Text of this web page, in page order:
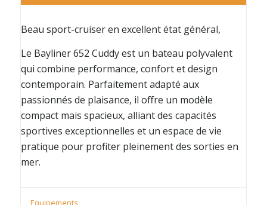
Beau sport-cruiser en excellent état général,
Le Bayliner 652 Cuddy est un bateau polyvalent
qui combine performance, confort et design
contemporain. Parfaitement adapté aux
passionnés de plaisance, il offre un modèle
compact mais spacieux, alliant des capacités
sportives exceptionnelles et un espace de vie
pratique pour profiter pleinement des sorties en
mer.
Equipements